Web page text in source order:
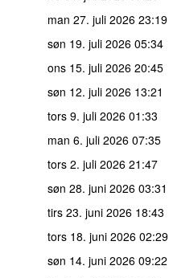
man 27. juli 2026 23:19
søn 19. juli 2026 05:34
ons 15. juli 2026 20:45
søn 12. juli 2026 13:21
tors 9. juli 2026 01:33
man 6. juli 2026 07:35
tors 2. juli 2026 21:47
søn 28. juni 2026 03:31
tirs 23. juni 2026 18:43
tors 18. juni 2026 02:29
søn 14. juni 2026 09:22